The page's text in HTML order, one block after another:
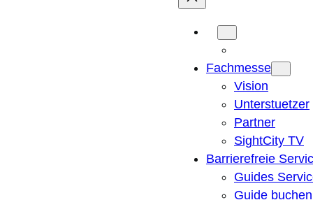
Fachmesse
Vision
Unterstuetzer
Partner
SightCity TV
Barrierefreie
Guides
Guide buchen